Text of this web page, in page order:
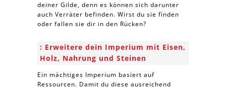
deiner Gilde, denn es können sich darunter
auch Verräter befinden. Wirst du sie finden
oder fallen sie dir in den Rücken?
Erweitere dein Imperium mit Eisen,
Holz, Nahrung und Steinen
Ein mächtiges Imperium basiert auf
Ressourcen. Damit du diese ausreichend